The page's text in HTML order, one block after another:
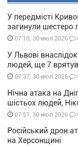
У передмісті
загинули шестеро
07:18, 30 июл 2026
У Львові
людей, ще 7
07:37, 30 июл 2026
Нічна атака на
шістьох людей,
07:51, 30 июл 2026
Російський дрон
на Херсонщині